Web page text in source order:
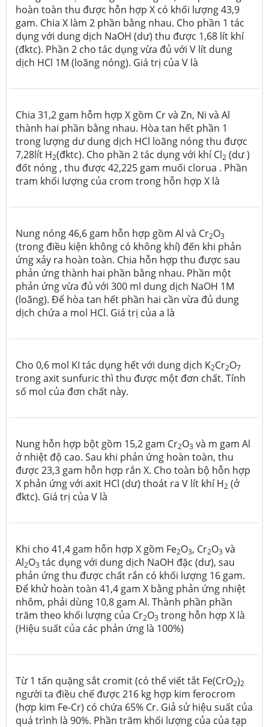
hoàn toàn thu được hỗn hợp X có khối lượng 43,9
gam. Chia X làm 2 phần bằng nhau. Cho phần 1 tác
dụng với dung dịch NaOH (dư) thu được 1,68 lít khí
(đktc). Phần 2 cho tác dụng vừa đủ với V lít dung
dịch HCl 1M (loãng nóng). Giá trị của V là
Chia 31,2 gam hỗm hợp X gồm Cr và Zn, Ni và Al
thành hai phần bằng nhau. Hòa tan hết phần 1
trong lượng dư dung dịch HCl loãng nóng thu được
7,28lít H2(đktc). Cho phần 2 tác dụng với khí Cl2 (dư )
đốt nóng , thu được 42,225 gam muối clorua . Phần
tram khối lượng của crom trong hỗn hợp X là
Nung nóng 46,6 gam hỗn hợp gồm Al và Cr2O3
(trong điều kiện không có không khí) đến khi phản
ứng xảy ra hoàn toàn. Chia hỗn hợp thu được sau
phản ứng thành hai phần bằng nhau. Phần một
phản ứng vừa đủ với 300 ml dung dịch NaOH 1M
(loãng). Để hòa tan hết phần hai cần vừa đủ dung
dịch chứa a mol HCl. Giá trị của a là
Cho 0,6 mol KI tác dụng hết với dung dịch K2Cr2O7
trong axit sunfuric thì thu được một đơn chất. Tính
số mol của đơn chất này.
Nung hỗn hợp bột gồm 15,2 gam Cr2O3 và m gam Al
ở nhiệt độ cao. Sau khi phản ứng hoàn toàn, thu
được 23,3 gam hỗn hợp rắn X. Cho toàn bộ hỗn hợp
X phản ứng với axit HCl (dư) thoát ra V lít khí H2 (ở
đktc). Giá trị của V là
Khi cho 41,4 gam hỗn hợp X gồm Fe2O3, Cr2O3 và
Al2O3 tác dụng với dung dịch NaOH đặc (dư), sau
phản ứng thu được chất rắn có khối lượng 16 gam.
Để khử hoàn toàn 41,4 gam X bằng phản ứng nhiệt
nhôm, phải dùng 10,8 gam Al. Thành phần phần
trăm theo khối lượng của Cr2O3 trong hỗn hợp X là
(Hiệu suất của các phản ứng là 100%)
Từ 1 tấn quặng sắt cromit (có thể viết tắt Fe(CrO2)2
người ta điều chế được 216 kg hợp kim ferocrom
(hợp kim Fe-Cr) có chứa 65% Cr. Giả sử hiệu suất của
quá trình là 90%. Phần trăm khối lượng của của tạp